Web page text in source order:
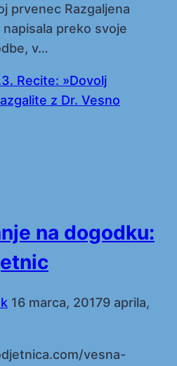
prvenec Razgaljena
preko svoje
v…
Recite: »Dovolj
z Dr. Vesno
na dogodku:
16 marca, 20179 aprila,
vesna-